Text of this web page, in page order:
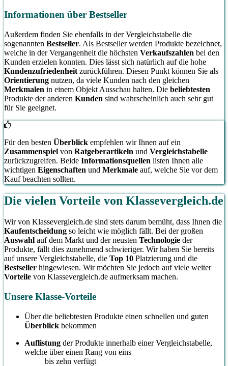
Informationen über Bestseller
Außerdem finden Sie ebenfalls in der Vergleichstabelle die
sogenannten Bestseller. Als Bestseller werden Produkte bezeichnet,
welche in der Vergangenheit die höchsten Verkaufszahlen bei den
Kunden erzielen konnten. Dies lässt sich natürlich auf die hohe
Kundenzufriedenheit zurückführen. Diesen Punkt können Sie als
Orientierung nutzen, da viele Kunden nach den gleichen
Merkmalen in einem Objekt Ausschau halten. Die beliebtesten
Produkte der anderen Kunden sind wahrscheinlich auch sehr gut
für Sie geeignet.
Für den besten Überblick empfehlen wir Ihnen auf ein
Zusammenspiel von Ratgeberartikeln und Vergleichstabelle
zurückzugreifen. Beide Informationsquellen listen Ihnen alle
wichtigen Eigenschaften und Merkmale auf, welche Sie vor dem
Kauf beachten sollten.
Die vielen Vorteile von Klassevergleich.de
Wir von Klassevergleich.de sind stets darum bemüht, dass Ihnen die
Kaufentscheidung so leicht wie möglich fällt. Bei der großen
Auswahl auf dem Markt und der neusten Technologie der
Produkte, fällt dies zunehmend schwieriger. Wir haben Sie bereits
auf unsere Vergleichstabelle, die Top 10 Platzierung und die
Bestseller hingewiesen. Wir möchten Sie jedoch auf viele weiter
Vorteile von Klassevergleich.de aufmerksam machen.
Unsere Klasse-Vorteile
Über die beliebtesten Produkte einen schnellen und guten
Überblick bekommen
Auflistung der Produkte innerhalb einer Vergleichstabelle,
welche über einen Rang von eins
bis zehn verfügt